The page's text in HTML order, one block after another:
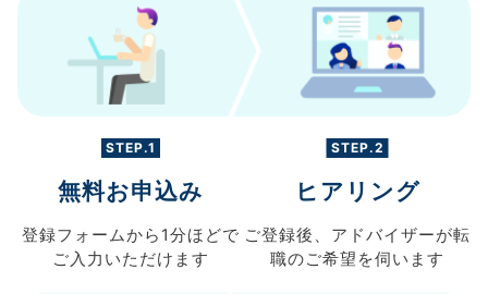
STEP.1
無料お申込み
登録フォームから 1分ほどで
ご入力 いただけます
STEP.2
ヒアリング
ご登録後、 アドバイザーが転
職のご希望を伺います